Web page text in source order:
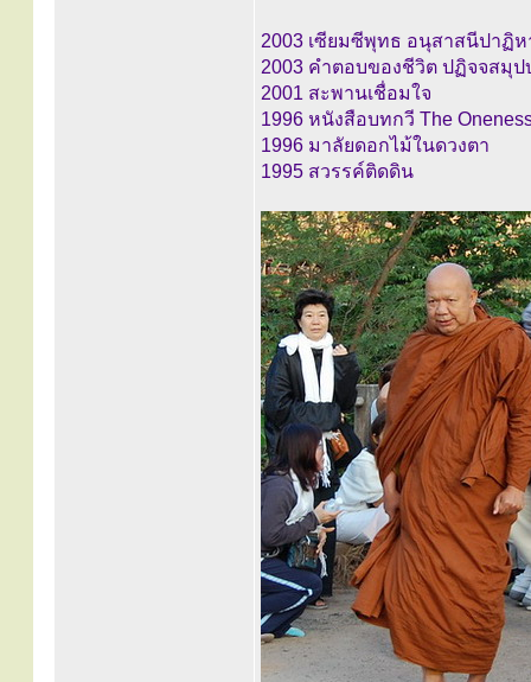
2003 เซียมซีพุทธ อนุสาสนีปาฏิห
2003 คำตอบของชีวิต ปฏิจจสมุป
2001 สะพานเชื่อมใจ
1996 หนังสือบทกวี The
1996 มาลัยดอกไม้ในดวงตา
1995 สวรรค์ติดดิน